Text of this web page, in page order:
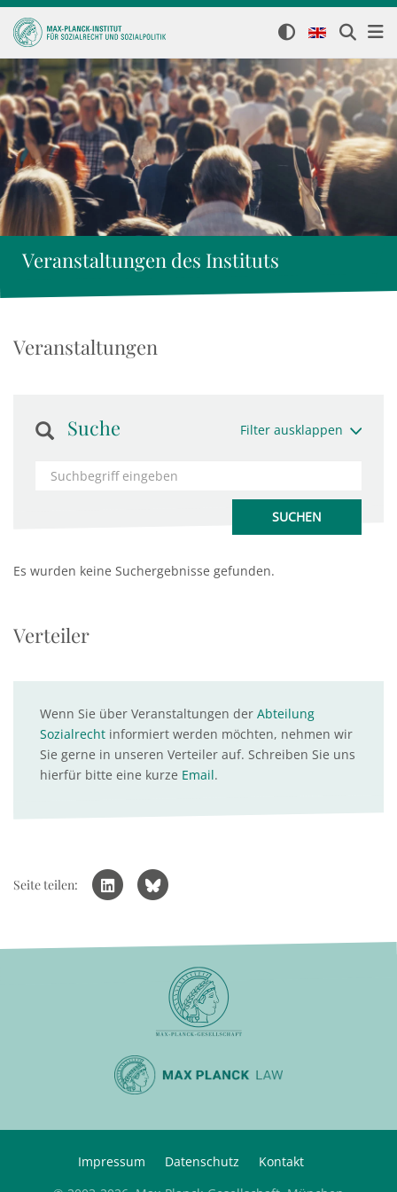
Veranstaltungen des Instituts
Veranstaltungen
Suche Filter ausklappen
Es wurden keine Suchergebnisse gefunden.
Verteiler
Wenn Sie über Veranstaltungen der Abteilung
Sozialrecht informiert werden möchten, nehmen wir
Sie gerne in unseren Verteiler auf. Schreiben Sie uns
hierfür bitte eine kurze Email.
Seite teilen:
Impressum Datenschutz
Kontakt